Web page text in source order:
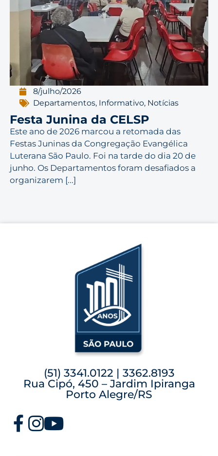
8/julho/2026
Departamentos, Informativo, Notícias
Festa Junina da CELSP
Este ano de 2026 marcou a retomada das
Festas Juninas da Congregação Evangélica
Luterana São Paulo. Foi na tarde do dia 20 de
junho. Os Departamentos foram desafiados a
organizarem [...]
(51) 3341.0122 | 3362.8193
Rua Cipó, 450 – Jardim Ipiranga
Porto Alegre/RS